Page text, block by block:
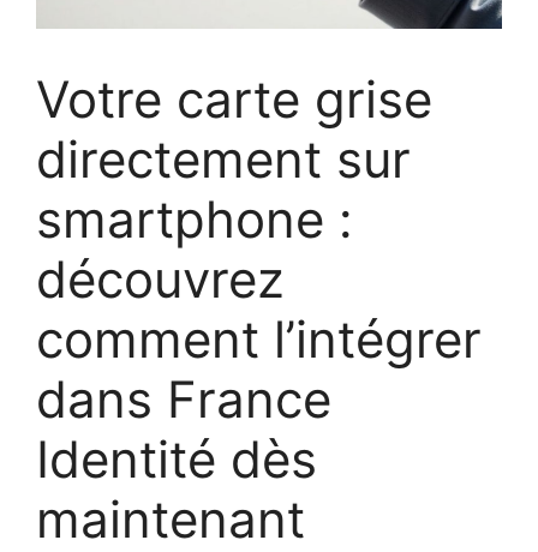
Votre carte grise
directement sur
smartphone :
découvrez
comment l’intégrer
dans France
Identité dès
maintenant